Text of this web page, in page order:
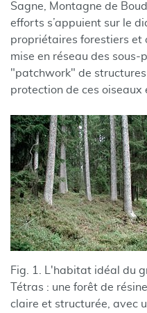
Sagne, Montagne de
efforts s’appuient sur le
propriétaires forestiers et
mise en réseau des sous-
"patchwork" de
protection de ces oiseaux
Fig. 1. L'habitat idéal du
Tétras : une forêt de
claire et structurée, avec